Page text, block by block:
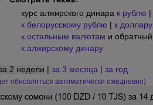
курс алжирского динара к рублю |
к белорусскому рублю | к доллару
к остальным валютам и обратный
к алжирскому динару
2 недели | за 3 месяца | за год
обновляться автоматически ежедневно)